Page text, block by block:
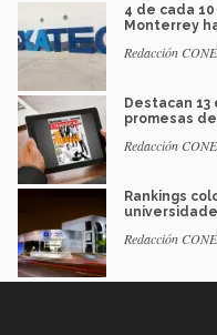
4 de cada
Monterrey
Redacción
Destacan 13
promesas
Redacción
Rankings
Redacción